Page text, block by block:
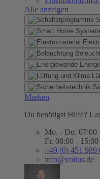
Alle anzeigen
Marken
Du benötigst Hilfe?
Mo. - Do. 07:00
Fr. 08:00 - 15:00
+49 (0) 451 989
info@voltus.de